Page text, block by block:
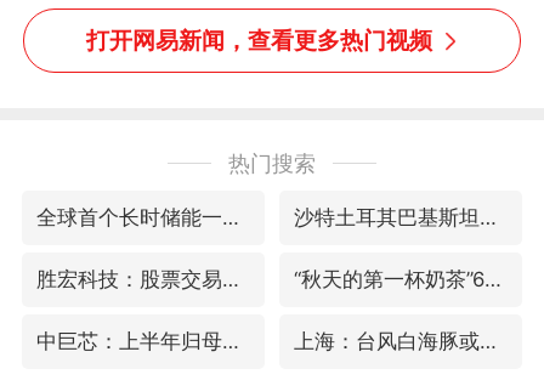
是武侠片现场！#睡个好
打开网易新闻，查看更多热门视频
热门搜索
全球首个长时储能一体化产业园量产 沙特土耳其巴基斯坦签署共同防务协议
胜宏科技：股票交易异常波动 “秋天的第一杯奶茶”6岁了
中巨芯：上半年归母净利润1405.77万元 上海：台风白海豚或将带来龙卷风